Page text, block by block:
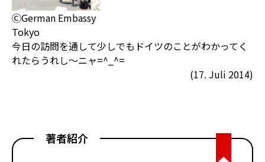
ⒸGerman Embassy
Tokyo
今日の訪問を通して少しでもドイツのことがわかってく
れたらうれし～ニャ=^_^=
(17. Juli 2014)
著者紹介